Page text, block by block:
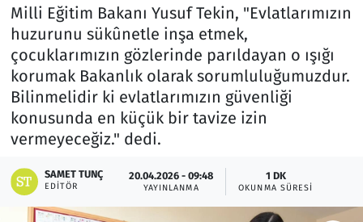
Milli Eğitim Bakanı Yusuf Tekin, "Evlatlarımızın
huzurunu sükûnetle inşa etmek,
çocuklarımızın gözlerinde parıldayan o ışığı
korumak Bakanlık olarak sorumluluğumuzdur.
Bilinmelidir ki evlatlarımızın güvenliği
konusunda en küçük bir tavize izin
vermeyeceğiz." dedi.
SAMET TUNÇ
EDITÖR
20.04.2026 - 09:48
YAYINLANMA
1 DK
OKUNMA SÜRESI
Lezzet Durağı
Memur ve Kamu
Otomobil
Oyun
Ramazan